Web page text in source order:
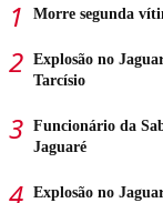
Morre segunda
Explosão no
Tarcísio
Funcionário da
Jaguaré
Explosão no